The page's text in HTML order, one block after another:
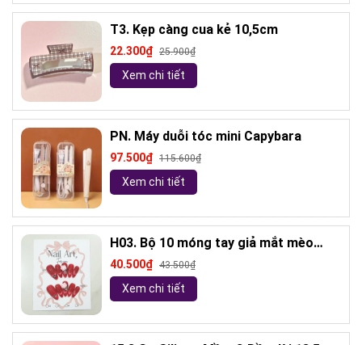
T3. Kẹp càng cua kẻ 10,5cm
22.300₫ 25.900₫
Xem chi tiết
PN. Máy duỗi tóc mini Capybara
97.500₫ 115.600₫
Xem chi tiết
H03. Bộ 10 móng tay giả mắt mèo
kèm keo và giũa móng (ngẫu nhiên)
40.500₫ 43.500₫
Xem chi tiết